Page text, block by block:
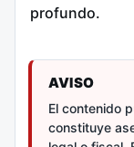
profundo.
AVISO
El contenido
constituye